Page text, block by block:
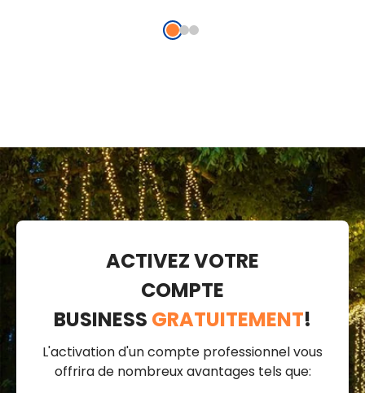
ACTIVEZ VOTRE
COMPTE
BUSINESS GRATUITEMENT!
L'activation d'un compte professionnel vous
offrira de nombreux avantages tels que: